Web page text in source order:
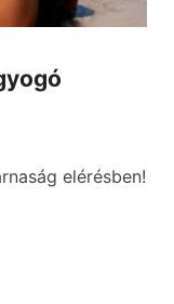
elérésben!